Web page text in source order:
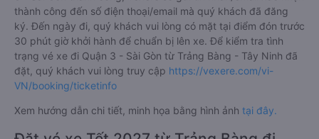
thông qua các ví Momo, ZaloPay, AirPay, VNPay,…
Sau khi thanh toán vé xe khách Trảng Bàng - Tây Ninh Quận
3 - Sài Gòn thành công, Vexere sẽ gửi tin nhắn/email xác nhận
thành công đến số điện thoại/email mà quý khách đã đăng
ký. Đến ngày đi, quý khách vui lòng có mặt tại điểm đón trước
30 phút giờ khởi hành để chuẩn bị lên xe. Để kiểm tra tình
trạng vé xe đi Quận 3 - Sài Gòn từ Trảng Bàng - Tây Ninh đã
VN/booking/ticketinfo